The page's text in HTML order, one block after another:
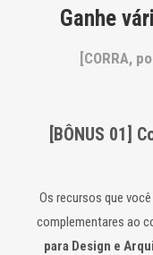
Ganhe
[CORRA,
[BÔNUS 01]
Os recursos que
complementares ao
para Design e